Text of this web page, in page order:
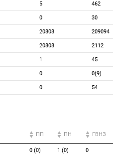
5 462
0 30
20808 209094
20808 2112
1 45
0 0(9)
0 54
ПП ПН ГВНЗ
0 (0) 1 (0) 0